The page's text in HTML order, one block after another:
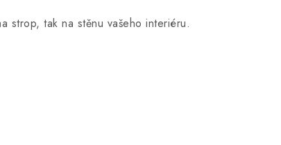
strop, tak na stěnu vašeho interiéru.